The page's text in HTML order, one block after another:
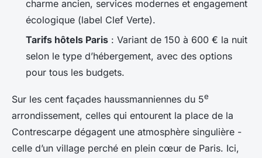
charme ancien, services modernes et engagement
écologique (label Clef Verte).
Tarifs hôtels Paris : Variant de 150 à 600 € la nuit
selon le type d’hébergement, avec des options
pour tous les budgets.
Sur les cent façades haussmanniennes du 5e
arrondissement, celles qui entourent la place de la
Contrescarpe dégagent une atmosphère singulière -
celle d’un village perché en plein cœur de Paris. Ici,